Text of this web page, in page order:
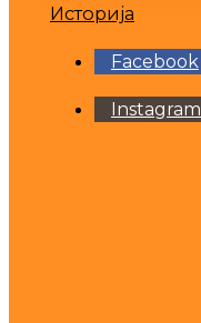
Историја
Facebook
Instagram